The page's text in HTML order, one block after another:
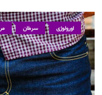
اورولوژی سرطان